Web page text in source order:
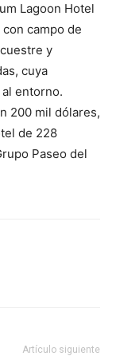
Lagoon Hotel
campo de
y
cuya
entorno.
200 mil dólares,
de 228
Paseo del
Artículo siguiente